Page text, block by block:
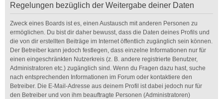
Regelungen bezüglich der Weitergabe deiner Daten
Zweck eines Boards ist es, einen Austausch mit anderen Personen zu
ermöglichen. Du bist dir daher bewusst, dass die Daten deines Profils und
die von dir erstellten Beiträge im Internet öffentlich zugänglich sein können.
Der Betreiber kann jedoch festlegen, dass einzelne Informationen nur für
einen eingeschränkten Nutzerkreis (z. B. andere registrierte Benutzer,
Administratoren etc.) zugänglich sind. Wenn du Fragen dazu hast, suche
nach entsprechenden Informationen im Forum oder kontaktiere den
Betreiber. Die E-Mail-Adresse aus deinem Profil ist dabei jedoch nur für
den Betreiber und von ihm beauftragte Personen (Administratoren)